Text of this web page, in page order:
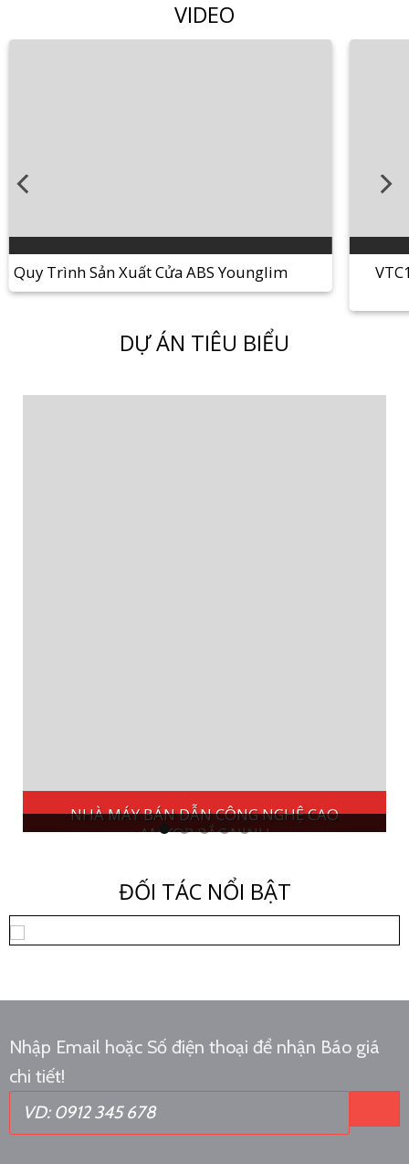
VIDEO
Quy Trình Sản Xuất Cửa ABS Younglim
DỰ ÁN TIÊU BIỂU
NHÀ MÁY BÁN DẪN CÔNG NGHỆ CAO
AMKOR BẮC NINH
Khu công nghiệp Yên Phong,
Chi tiết
ĐỐI TÁC NỔI BẬT
Nhập Email hoặc Số điện thoại để nhận Báo giá
chi tiết!